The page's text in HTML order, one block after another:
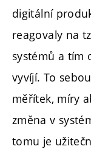
digitální
reagovaly na
systémů a tím
vyvíjí. To
měřítek, míry
změna v
tomu je